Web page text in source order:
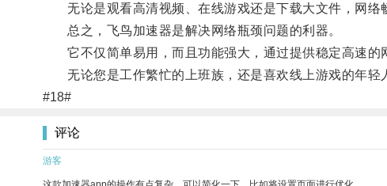
无论是观看高清视频、在线游戏还是下载大文件，网络
总之，飞鸟加速器是解决网络瓶颈问题的利器。
它不仅简单易用，而且功能强大，通过提供稳定高速的
无论您是工作繁忙的上班族，还是喜欢线上游戏的年轻
#18#
评论
游客